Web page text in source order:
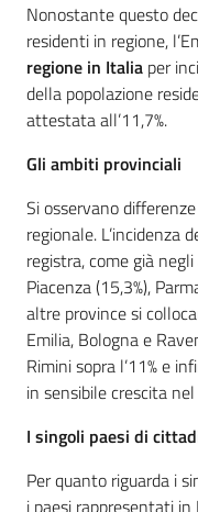
Nonostante questo
residenti in regione,
regione in Italia per
della popolazione
attestata all’11,7%.
Gli ambiti provinciali
Si osservano
regionale. L’incidenza
registra, come già
Piacenza (15,3%),
altre province si
Emilia, Bologna e
Rimini sopra l’11% e
in sensibile crescita
I singoli paesi di
Per quanto riguarda i
i paesi rappresentati